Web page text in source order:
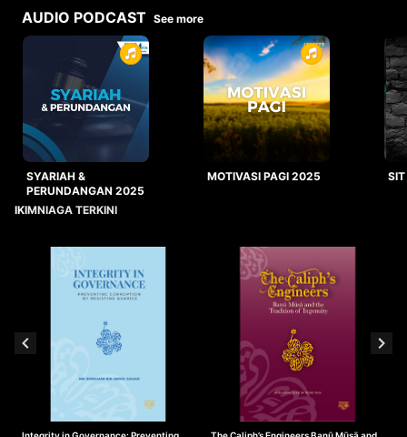
AUDIO PODCAST See more
SYARIAH &
PERUNDANGAN 2025
MOTIVASI PAGI 2025
IKIMNIAGA TERKINI